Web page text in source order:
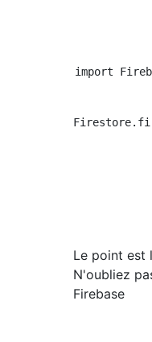
import
Le point est
N'oubliez
Firebase